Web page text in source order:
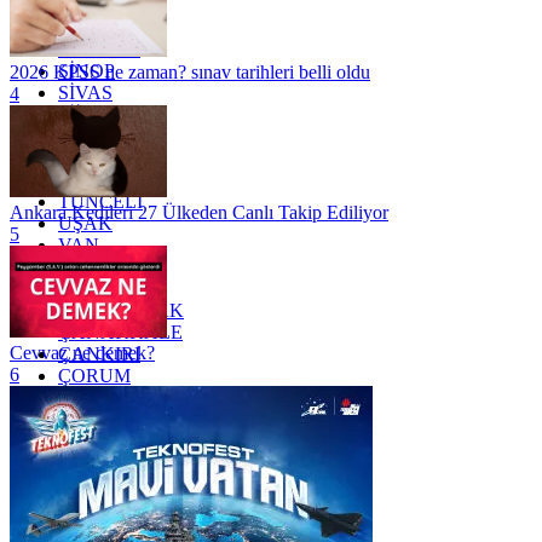
RİZE
SAKARYA
SAMSUN
SİNOP
SİVAS
SİİRT
TEKİRDAĞ
TOKAT
TRABZON
TUNCELİ
UŞAK
VAN
YALOVA
YOZGAT
ZONGULDAK
ÇANAKKALE
ÇANKIRI
ÇORUM
İSTANBUL
İZMİR
ŞANLIURFA
ŞIRNAK
2026 KPSS ne zaman? sınav tarihleri belli oldu
4
Ankara Kedileri 27 Ülkeden Canlı Takip Ediliyor
5
Cevvaz ne demek?
6